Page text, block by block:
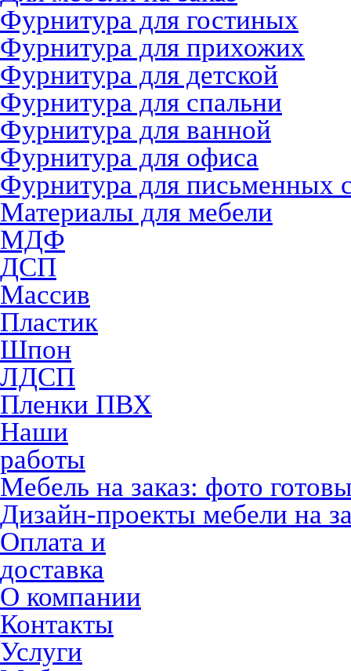
Фурнитура для гостиных
Фурнитура для прихожих
Фурнитура для детской
Фурнитура для спальни
Фурнитура для ванной
Фурнитура для офиса
Фурнитура для письменных
Материалы для мебели
МДФ
ДСП
Массив
Пластик
Шпон
ЛДСП
Пленки ПВХ
Наши
работы
Мебель на заказ: фото
Дизайн-проекты мебели на
Оплата и
доставка
О компании
Контакты
Услуги